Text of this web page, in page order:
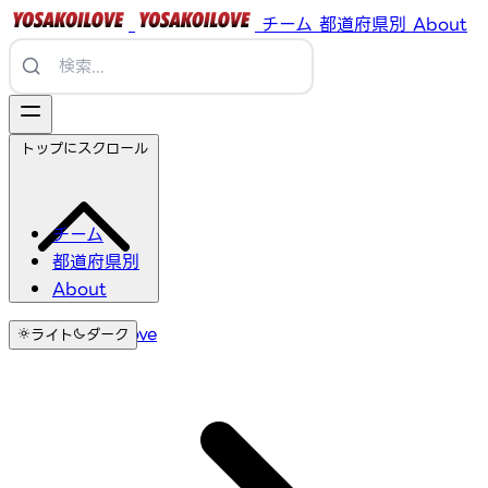
チーム 都道府県別 About
チーム
都道府県別
About
ライト ダーク
トップにスクロール
YosakoiLove